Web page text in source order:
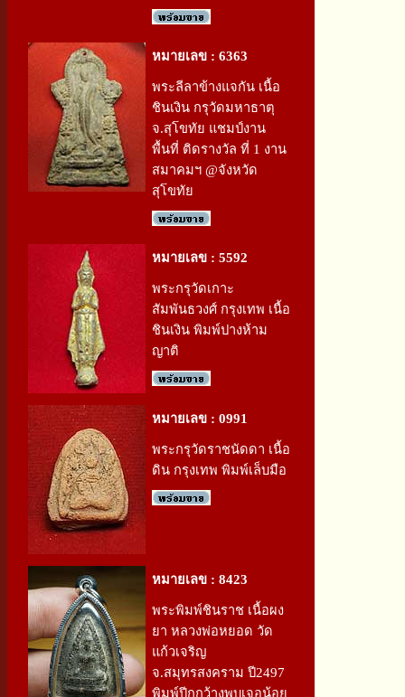
หมายเลข : 6363
พระลีลาข้างแจกัน เนื้อ
ชินเงิน กรุวัดมหาธาตุ
จ.สุโขทัย แชมป์งาน
พื้นที่ ติดรางวัล ที่ 1 งาน
สมาคมฯ @จังหวัด
สุโขทัย
หมายเลข : 5592
พระกรุวัดเกาะ
สัมพันธวงศ์ กรุงเทพ เนื้อ
ชินเงิน พิมพ์ปางห้าม
ญาติ
หมายเลข : 0991
พระกรุวัดราชนัดดา เนื้อ
ดิน กรุงเทพ พิมพ์เล็บมือ
หมายเลข : 8423
พระพิมพ์ชินราช เนื้อผง
ยา หลวงพ่อหยอด วัด
แก้วเจริญ
จ.สมุทรสงคราม ปี2497
พิมพ์ปีกกว้างพบเจอน้อย